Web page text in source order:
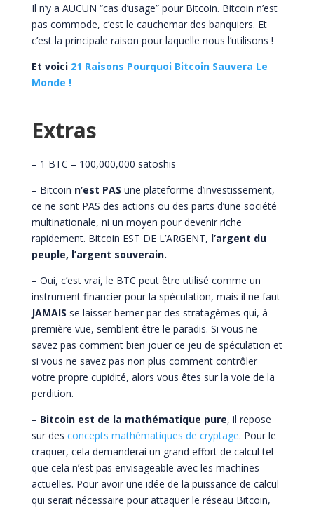
Il n’y a AUCUN “cas d’usage” pour Bitcoin. Bitcoin n’est
pas commode, c’est le cauchemar des banquiers. Et
c’est la principale raison pour laquelle nous l’utilisons !
Et voici 21 Raisons Pourquoi Bitcoin Sauvera Le
Monde !
Extras
– 1 BTC = 100,000,000 satoshis
– Bitcoin n’est PAS une plateforme d’investissement,
ce ne sont PAS des actions ou des parts d’une société
multinationale, ni un moyen pour devenir riche
rapidement. Bitcoin EST DE L’ARGENT, l’argent du
peuple, l’argent souverain.
– Oui, c’est vrai, le BTC peut être utilisé comme un
instrument financier pour la spéculation, mais il ne faut
JAMAIS se laisser berner par des stratagèmes qui, à
première vue, semblent être le paradis. Si vous ne
savez pas comment bien jouer ce jeu de spéculation et
si vous ne savez pas non plus comment contrôler
votre propre cupidité, alors vous êtes sur la voie de la
perdition.
– Bitcoin est de la mathématique pure, il repose
sur des concepts mathématiques de cryptage. Pour le
craquer, cela demanderai un grand effort de calcul tel
que cela n’est pas envisageable avec les machines
actuelles. Pour avoir une idée de la puissance de calcul
qui serait nécessaire pour attaquer le réseau Bitcoin,